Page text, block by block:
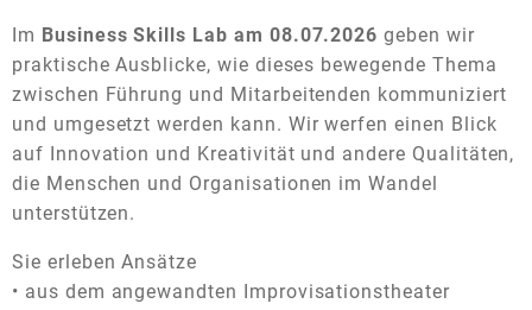
Im Business Skills Lab am 08.07.2026 geben wir
praktische Ausblicke, wie dieses bewegende Thema
zwischen Führung und Mitarbeitenden kommuniziert
und umgesetzt werden kann. Wir werfen einen Blick
auf Innovation und Kreativität und andere Qualitäten,
die Menschen und Organisationen im Wandel
unterstützen.
Sie erleben Ansätze
• aus dem angewandten Improvisationstheater